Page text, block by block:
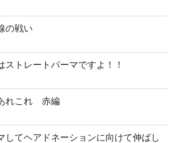
の戦い
ストレートパーマですよ！！
れこれ 赤編
してヘアドネーションに向けて伸ばし